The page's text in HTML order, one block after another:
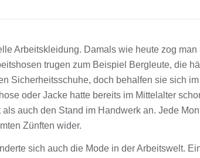
Arbeitskleidung. Damals wie heute zog man
trugen zum Beispiel Bergleute, die
Sicherheitsschuhe, doch behalfen sie sich im
oder Jacke hatte bereits im Mittelalter
auch den Stand im Handwerk an. Jede
Zünften wider.
sich auch die Mode in der Arbeitswelt.